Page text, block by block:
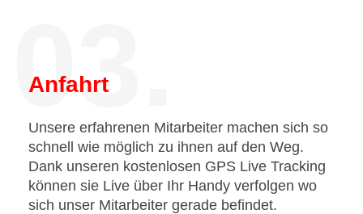
03.
Anfahrt
Unsere erfahrenen Mitarbeiter machen sich so
schnell wie möglich zu ihnen auf den Weg.
Dank unseren kostenlosen GPS Live Tracking
können sie Live über Ihr Handy verfolgen wo
sich unser Mitarbeiter gerade befindet.